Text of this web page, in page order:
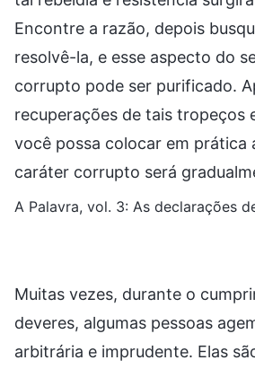
Encontre a razão, depois
resolvê-la, e esse aspecto do
corrupto pode ser purificado.
recuperações de tais tropeços
você possa colocar em prática
caráter corrupto será
A Palavra, vol. 3: As declarações
Muitas vezes, durante o
deveres, algumas pessoas
arbitrária e imprudente. Elas